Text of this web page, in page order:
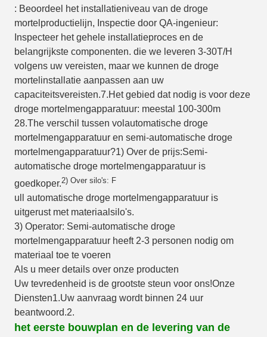
: Beoordeel het installatieniveau van de droge
mortelproductielijn, Inspectie door QA-ingenieur:
Inspecteer het gehele installatieproces en de
belangrijkste componenten. die we leveren 3-30T/H
volgens uw vereisten, maar we kunnen de droge
mortelinstallatie aanpassen aan uw
capaciteitsvereisten.7.Het gebied dat nodig is voor deze
droge mortelmengapparatuur: meestal 100-300m
28.The verschil tussen volautomatische droge
mortelmengapparatuur en semi-automatische droge
mortelmengapparatuur?1) Over de prijs:Semi-
automatische droge mortelmengapparatuur is
goedkoper.2) Over silo's: F
ull automatische droge mortelmengapparatuur is
uitgerust met materiaalsilo's.
3) Operator: Semi-automatische droge
mortelmengapparatuur heeft 2-3 personen nodig om
materiaal toe te voeren
Als u meer details over onze producten
Uw tevredenheid is de grootste steun voor ons!Onze
Diensten1.Uw aanvraag wordt binnen 24 uur
beantwoord.2.
het eerste bouwplan en de levering van de